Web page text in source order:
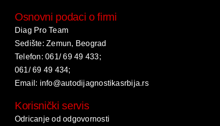
Osnovni podaci o firmi
Diag Pro Team
Sedište: Zemun, Beograd
Telefon:061/ 69 49 433;
061/ 69 49 434;
Email: info@autodijagnostikasrbija.rs
Korisnički servis
Odricanje od odgovornosti